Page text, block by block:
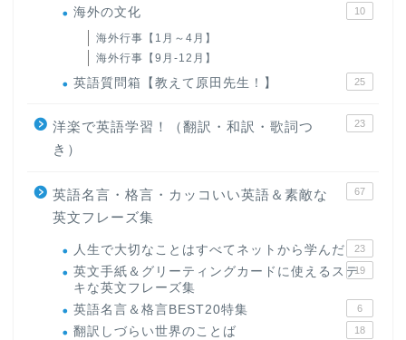
海外の文化 10
海外行事【1月～4月】
海外行事【9月-12月】
英語質問箱【教えて原田先生！】 25
洋楽で英語学習！（翻訳・和訳・歌詞つ
き）
23
英語名言・格言・カッコいい英語＆素敵な
英文フレーズ集
67
人生で大切なことはすべてネットから学んだ 23
英文手紙＆グリーティングカードに使えるステ
キな英文フレーズ集
19
英語名言＆格言BEST20特集 6
翻訳しづらい世界のことば 18